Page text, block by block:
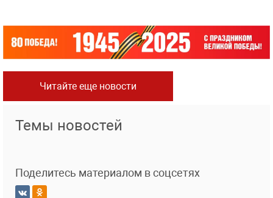
Читайте еще новости
Темы новостей
Поделитесь материалом в соцсетях